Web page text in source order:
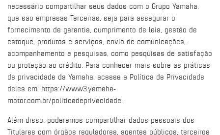
necessário compartilhar seus dados com o Grupo Yamaha,
que são empresas Terceiras, seja para assegurar o
fornecimento de garantia, cumprimento de leis, gestão de
estoque, produtos e serviços, envio de comunicações,
acompanhamento e pesquisas, como pesquisas de satisfação
ou proteção ao crédito. Para conhecer mais sobre as práticas
de privacidade da Yamaha, acesse a Política de Privacidade
deles em: https://www3.yamaha-
motor.com.br/politicadeprivacidade
Além disso, poderemos compartilhar dados pessoais dos
Titulares com órgãos reguladores, agentes públicos, terceiros